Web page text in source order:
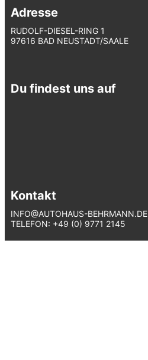
Adresse
RUDOLF-DIESEL-RING 1
97616 BAD NEUSTADT/SAALE
Du findest uns auf
Kontakt
INFO@AUTOHAUS-BEHRMANN.DE
TELEFON: +49 (0) 9771 2145